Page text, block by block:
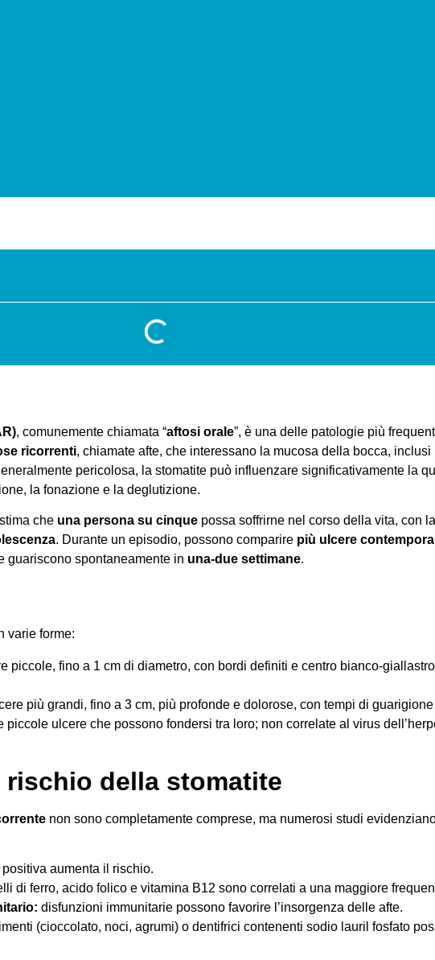
, comunemente chiamata “aftosi orale”, è una delle patologie più
ricorrenti, chiamate afte, che interessano la mucosa della bocca, inclusi
pericolosa, la stomatite può influenzare significativamente la
la fonazione e la deglutizione.
che una persona su cinque possa soffrirne nel corso della vita, con
. Durante un episodio, possono comparire più ulcere
guariscono spontaneamente in una-due settimane.
varie forme:
piccole, fino a 1 cm di diametro, con bordi definiti e centro bianco-
più grandi, fino a 3 cm, più profonde e dolorose, con tempi di
piccole ulcere che possono fondersi tra loro; non correlate al virus
della stomatite
non sono completamente comprese, ma numerosi studi
aumenta il rischio.
di ferro, acido folico e vitamina B12 sono correlati a una maggiore
disfunzioni immunitarie possono favorire l’insorgenza delle afte.
(cioccolato, noci, agrumi) o dentifrici contenenti sodio lauril fosfato